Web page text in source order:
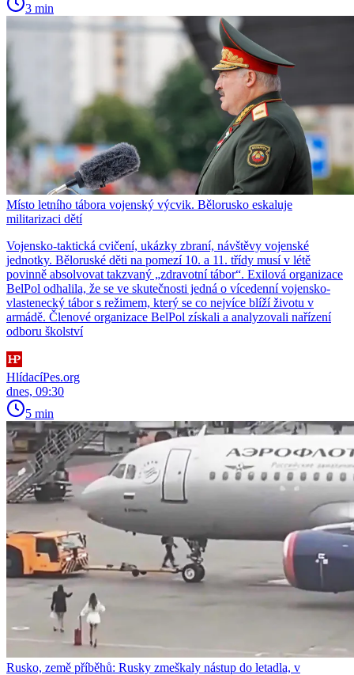
3 min
Místo letního tábora vojenský výcvik. Bělorusko eskaluje
militarizaci dětí
Vojensko-taktická cvičení, ukázky zbraní, návštěvy vojenské
jednotky. Běloruské děti na pomezí 10. a 11. třídy musí v létě
povinně absolvovat takzvaný „zdravotní tábor“. Exilová organizace
BelPol odhalila, že se ve skutečnosti jedná o vícedenní vojensko-
vlastenecký tábor s režimem, který se co nejvíce blíží životu v
armádě. Členové organizace BelPol získali a analyzovali nařízení
odboru školství
HlídacíPes.org
dnes, 09:30
5 min
Rusko, země příběhů: Rusky zmeškaly nástup do letadla, v